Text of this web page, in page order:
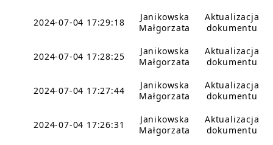
2024-07-04 17:29:18
Janikowska
Małgorzata
Aktualizacja
dokumentu
2024-07-04 17:28:25
Janikowska
Małgorzata
Aktualizacja
dokumentu
2024-07-04 17:27:44
Janikowska
Małgorzata
Aktualizacja
dokumentu
2024-07-04 17:26:31
Janikowska
Małgorzata
Aktualizacja
dokumentu